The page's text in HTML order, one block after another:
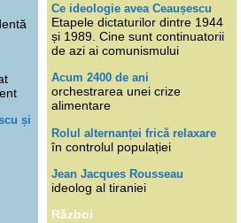
și
Ce ideologie avea Ceaușescu
Etapele dictaturilor dintre 1944
și 1989. Cine sunt continuatorii
de azi ai comunismului
Acum 2400 de ani
orchestrarea unei crize
alimentare
Rolul alternanței frică relaxare
în controlul populației
Jean Jacques Rousseau
ideolog al tiraniei
Război